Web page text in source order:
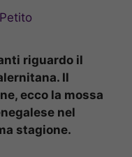
riguardo il
Il
ecco la mossa
nel
stagione.